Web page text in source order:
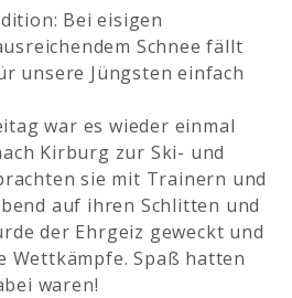
Bei eisigen
Schnee fällt
unsere Jüngsten einfach
war es wieder einmal
Kirburg zur Ski- und
sie mit Trainern und
auf ihren Schlitten und
der Ehrgeiz geweckt und
Wettkämpfe. Spaß hatten
waren!